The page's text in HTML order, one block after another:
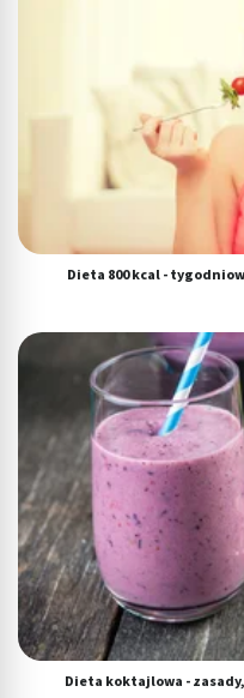
Dieta 800 kcal -
Dieta koktajlowa -